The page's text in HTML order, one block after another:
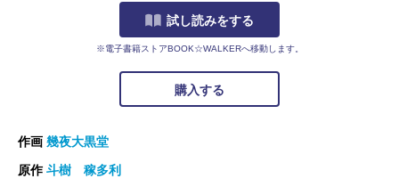
試し読みをする
※電子書籍ストアBOOK☆WALKERへ移動します。
購入する
作画 幾夜大黒堂
原作斗樹 稼多利